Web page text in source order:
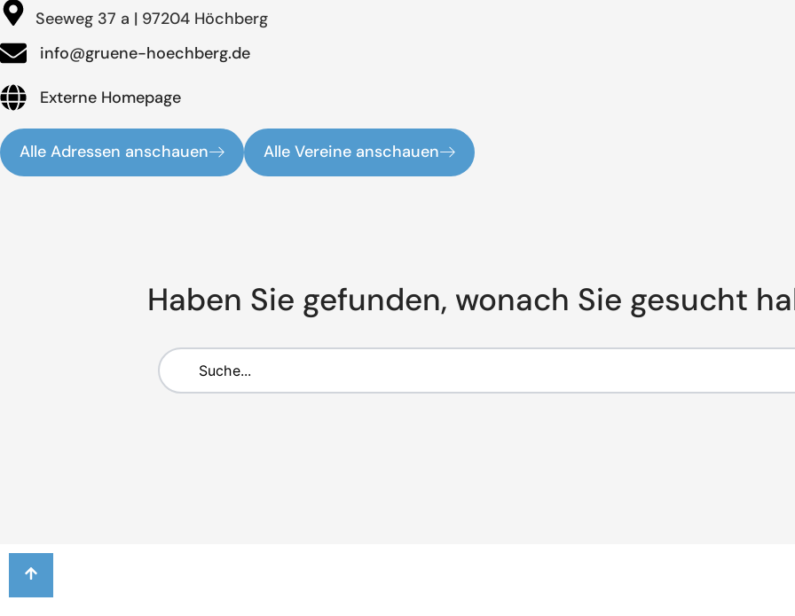
Seeweg 37 a | 97204 Höchberg
info@gruene-hoechberg.de
Externe Homepage
Alle Adressen anschauen Alle Vereine anschauen
Haben Sie gefunden, wonach Sie gesucht